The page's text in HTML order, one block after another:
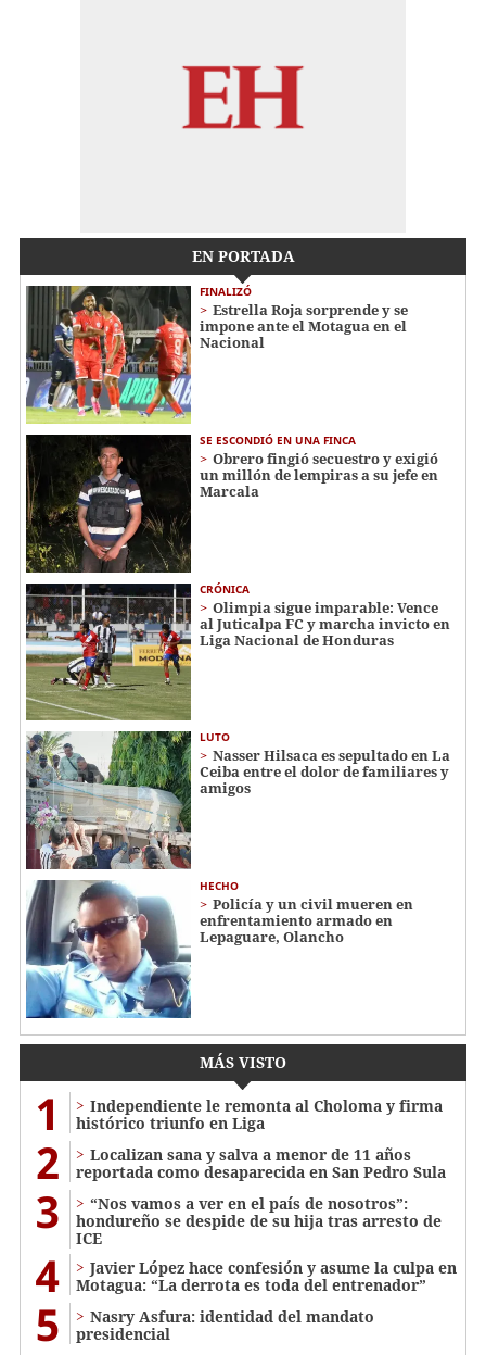
EN PORTADA
FINALIZÓ
Estrella Roja sorprende y se
impone ante el Motagua en el
Nacional
SE ESCONDIÓ EN UNA FINCA
Obrero fingió secuestro y exigió
un millón de lempiras a su jefe en
Marcala
CRÓNICA
Olimpia sigue imparable: Vence
al Juticalpa FC y marcha invicto en
Liga Nacional de Honduras
LUTO
Nasser Hilsaca es sepultado en La
Ceiba entre el dolor de familiares y
amigos
HECHO
Policía y un civil mueren en
enfrentamiento armado en
Lepaguare, Olancho
MÁS VISTO
1
Independiente le remonta al Choloma y firma
histórico triunfo en Liga
2
Localizan sana y salva a menor de 11 años
reportada como desaparecida en San Pedro Sula
3
“Nos vamos a ver en el país de nosotros”:
hondureño se despide de su hija tras arresto de
ICE
4
Javier López hace confesión y asume la culpa en
Motagua: “La derrota es toda del entrenador”
5
Nasry Asfura: identidad del mandato
presidencial